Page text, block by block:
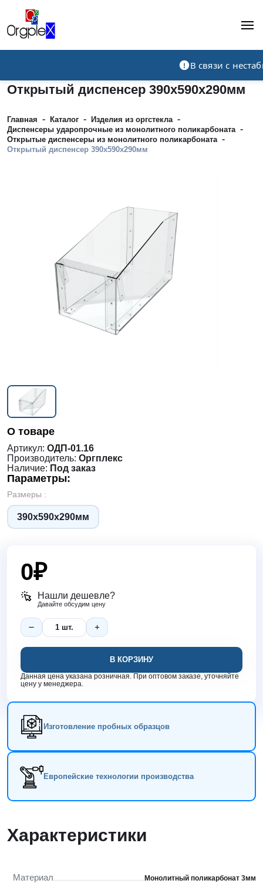
В связи с
Открытый диспенсер 390х590х290мм
Главная - Каталог - Изделия из оргстекла -
Диспенсеры ударопрочные из монолитного поликарбоната -
Открытые диспенсеры из монолитного поликарбоната -
Открытый диспенсер 390х590х290мм
О товаре
Артикул: ОДП-01.16
Производитель: Оргплекс
Наличие: Под заказ
Параметры:
Размеры :
390х590х290мм
0₽
Нашли дешевле?
Давайте обсудим цену
В КОРЗИНУ
Данная цена указана розничная. При оптовом заказе, уточняйте
цену у менеджера.
Изготовление пробных образцов
Европейские технологии производства
Характеристики
Материал Монолитный поликарбонат 3мм